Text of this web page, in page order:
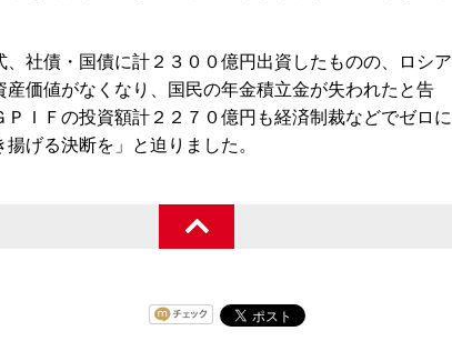
社債・国債に計２３００億円出資したものの、ロシア
価値がなくなり、国民の年金積立金が失われたと告
ＩＦの投資額計２２７０億円も経済制裁などでゼロに
げる決断を」と迫りました。